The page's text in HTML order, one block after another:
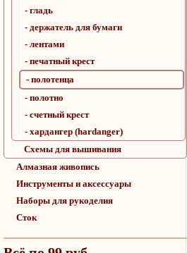
- гладь
- держатель для бумаги
- лентами
- печатный крест
- полотенца
- полотно
- счетный крест
- хардангер (hardanger)
Схемы для вышивания
Алмазная живопись
Инструменты и аксессуары
Наборы для рукоделия
Сток